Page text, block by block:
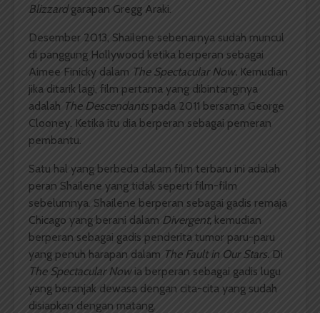
Blizzardgarapan Gregg Araki.
Desember 2013, Shailene sebenarnya sudah muncul
di panggung Hollywood ketika berperan sebagai
Aimee Finicky dalam The Spectacular Now. Kemudian
jika ditarik lagi, film pertama yang dibintanginya
adalah The Descendants pada 2011 bersama George
Clooney. Ketika itu dia berperan sebagai pemeran
pembantu.
Satu hal yang berbeda dalam film terbaru ini adalah
peran Shailene yang tidak seperti film-film
sebelumnya. Shailene berperan sebagai gadis remaja
Chicago yang berani dalam Divergent, kemudian
berperan sebagai gadis penderita tumor paru-paru
yang penuh harapan dalam The Fault in Our Stars. Di
The Spectacular Now ia berperan sebagai gadis lugu
yang beranjak dewasa dengan cita-cita yang sudah
disiapkan dengan matang.